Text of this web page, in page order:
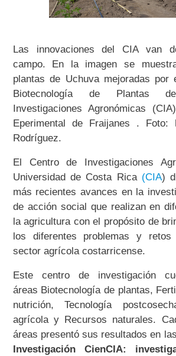
Las innovaciones del CIA van
campo. En la imagen se
plantas de Uchuva mejoradas por
Biotecnología de Plantas
Investigaciones Agronómicas
Eperimental de Fraijanes . Foto:
Rodríguez.
El Centro de Investigaciones
Universidad de Costa Rica (CIA)
más recientes avances en la
de acción social que realizan en
la agricultura con el propósito de
los diferentes problemas y
sector agrícola costarricense.
Este centro de investigación
áreas Biotecnología de plantas,
nutrición, Tecnología
agrícola y Recursos naturales.
áreas presentó sus resultados en las
Investigación CienCIA: